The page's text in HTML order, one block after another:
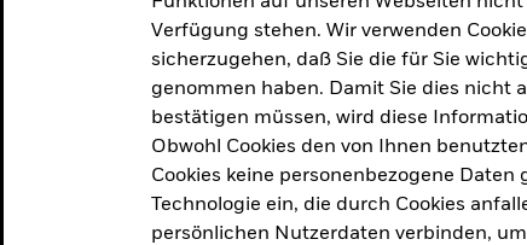
verfolgt das
demografische und
Vorschläge, um das
Den
Verfügung stehen. Wir verwenden
sicherzugehen, daß Sie die für Sie
genommen haben. Damit Sie dies nicht
bestätigen müssen, wird diese
Obwohl Cookies den von Ihnen
Cookies keine personenbezogene
Technologie ein, die durch Cookies
persönlichen Nutzerdaten verbinden,